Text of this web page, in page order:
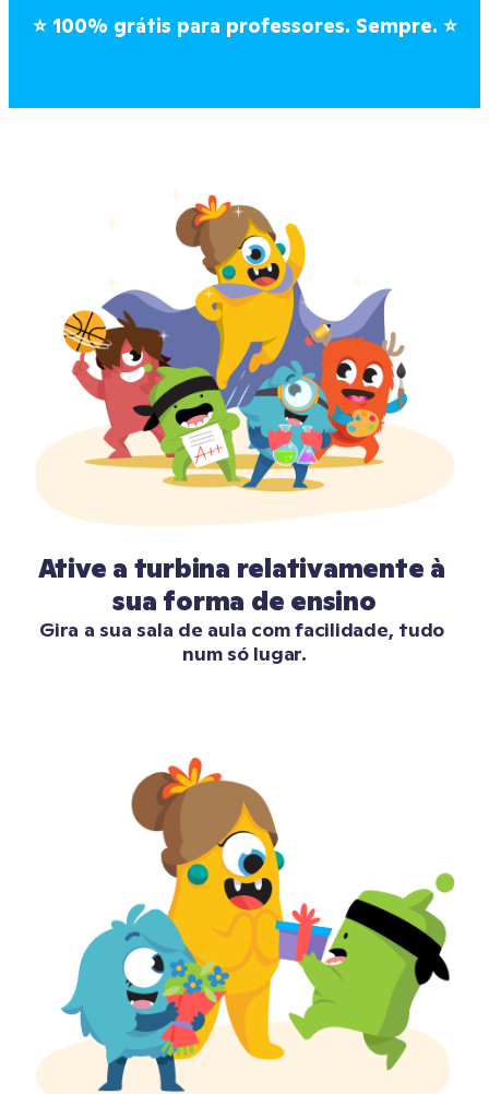
⭐ 100% grátis para professores. Sempre. ⭐
Ative a turbina relativamente à
sua forma de ensino
Gira a sua sala de aula com facilidade, tudo
num só lugar.